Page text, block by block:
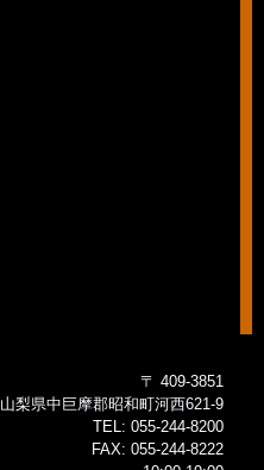
〒 409-3851
山梨県中巨摩郡昭和町河西621-9
TEL: 055-244-8200
FAX: 055-244-8222